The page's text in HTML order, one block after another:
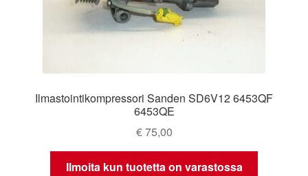
Ilmastointikompressori Sanden SD6V12 6453QF
6453QE
€75,00
Ilmoita kun tuotetta on varastossa